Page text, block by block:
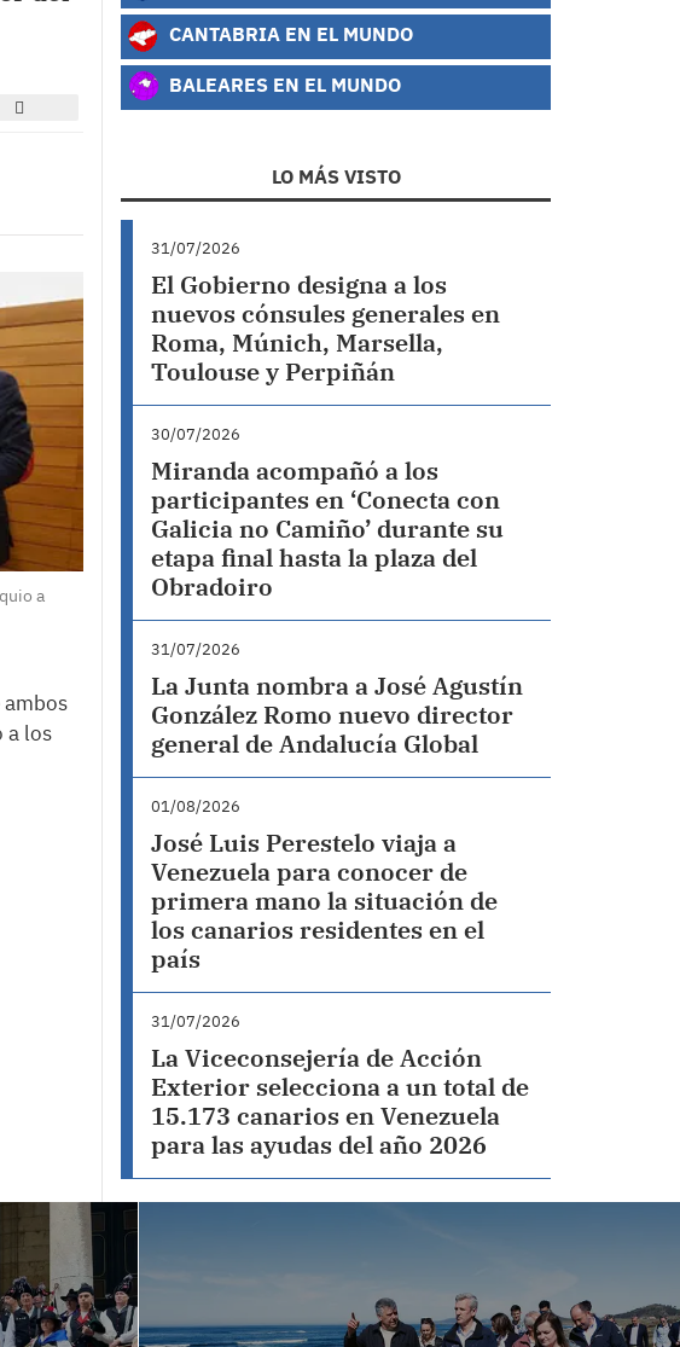
a
a los
CANTABRIA EN EL MUNDO
BALEARES EN EL MUNDO
LO MÁS VISTO
31/07/2026
El Gobierno designa a los
nuevos cónsules generales en
Roma, Múnich, Marsella,
Toulouse y Perpiñán
30/07/2026
Miranda acompañó a los
participantes en ‘Conecta con
Galicia no Camiño’ durante su
etapa final hasta la plaza del
Obradoiro
31/07/2026
La Junta nombra a José Agustín
González Romo nuevo director
general de Andalucía Global
01/08/2026
José Luis Perestelo viaja a
Venezuela para conocer de
primera mano la situación de
los canarios residentes en el
país
31/07/2026
La Viceconsejería de Acción
Exterior selecciona a un total de
15.173 canarios en Venezuela
para las ayudas del año 2026